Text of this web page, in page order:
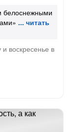
белоснежными
и воскресенье в